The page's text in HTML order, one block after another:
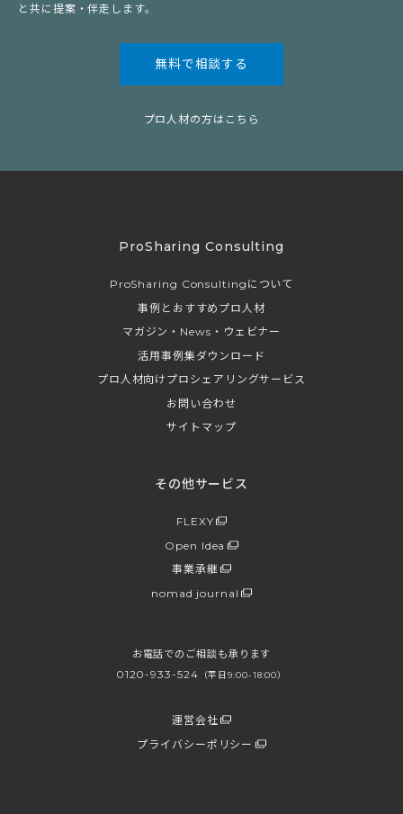
と共に提案・伴走します。
無料で相談する
プロ人材の方はこちら
ProSharing Consulting
ProSharing Consultingについて
事例とおすすめプロ人材
マガジン・News・ウェビナー
活用事例集ダウンロード
プロ人材向けプロシェアリングサービス
お問い合わせ
サイトマップ
その他サービス
FLEXY
Open Idea
事業承継
nomad journal
お電話でのご相談も承ります
0120-933-524 （平日9:00-18:00）
運営会社
プライバシーポリシー